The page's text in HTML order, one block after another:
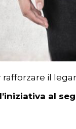
il
al